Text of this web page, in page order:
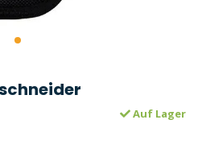
Auf Lager